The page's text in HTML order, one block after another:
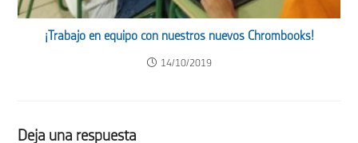
¡Trabajo en equipo con nuestros nuevos Chrombooks!
14/10/2019
Deja una respuesta